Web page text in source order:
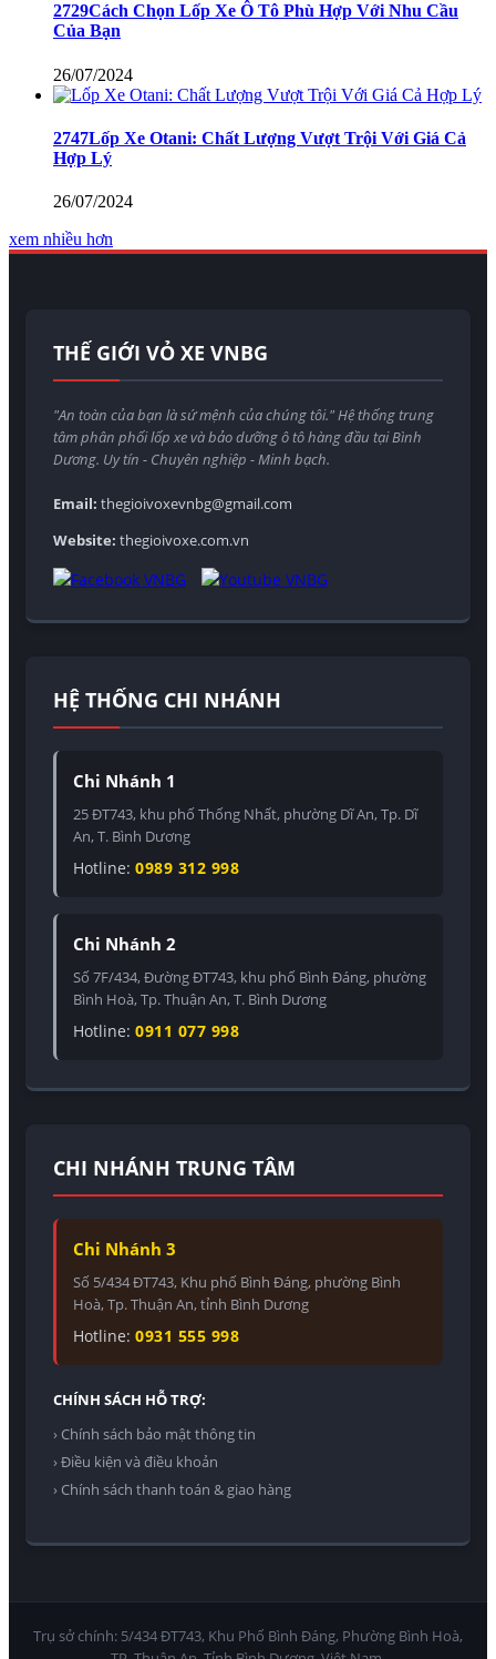
2729Cách Chọn Lốp Xe Ô Tô Phù Hợp Với Nhu Cầu
Của Bạn
26/07/2024
2747Lốp Xe Otani: Chất Lượng Vượt Trội Với Giá Cả
Hợp Lý
26/07/2024
xem nhiều hơn
THẾ GIỚI VỎ XE VNBG
"An toàn của bạn là sứ mệnh của chúng tôi." Hệ thống trung
tâm phân phối lốp xe và bảo dưỡng ô tô hàng đầu tại Bình
Dương. Uy tín - Chuyên nghiệp - Minh bạch.
Email: thegioivoxevnbg@gmail.com
Website: thegioivoxe.com.vn
HỆ THỐNG CHI NHÁNH
Chi Nhánh 1
25 ĐT743, khu phố Thống Nhất, phường Dĩ An, Tp. Dĩ
An, T. Bình Dương
Hotline: 0989 312 998
Chi Nhánh 2
Số 7F/434, Đường ĐT743, khu phố Bình Đáng, phường
Bình Hoà, Tp. Thuận An, T. Bình Dương
Hotline: 0911 077 998
CHI NHÁNH TRUNG TÂM
Chi Nhánh 3
Số 5/434 ĐT743, Khu phố Bình Đáng, phường Bình
Hoà, Tp. Thuận An, tỉnh Bình Dương
Hotline: 0931 555 998
CHÍNH SÁCH HỖ TRỢ:
› Chính sách bảo mật thông tin
› Điều kiện và điều khoản
› Chính sách thanh toán & giao hàng
Trụ sở chính: 5/434 ĐT743, Khu Phố Bình Đáng, Phường Bình Hoà,